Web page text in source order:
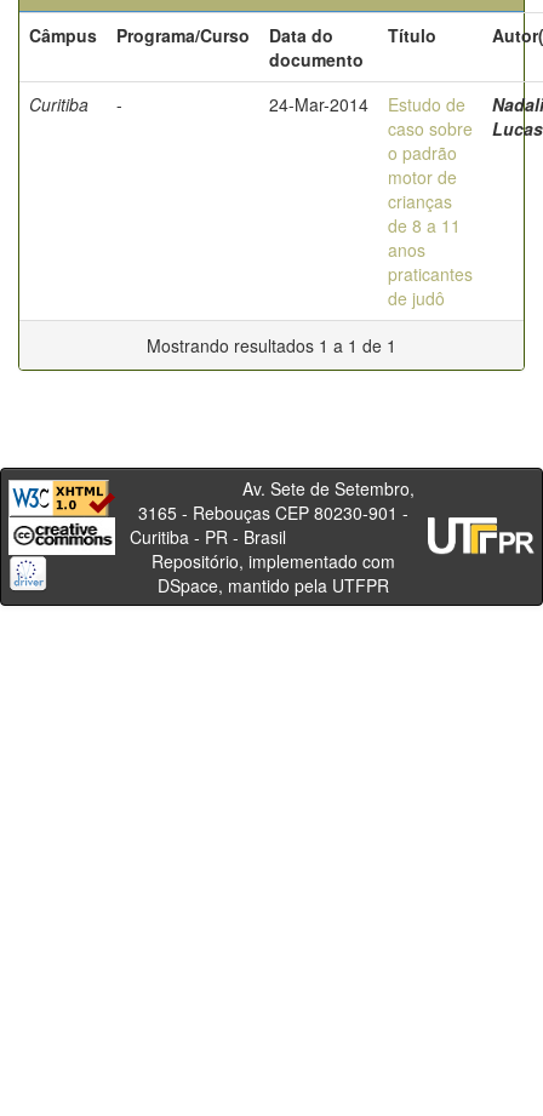
Câmpus
Programa/Curso
Data do
documento
Título
Curitiba - 24-Mar-2014
Estudo de
caso sobre
o padrão
motor de
crianças
de 8 a 11
anos
praticantes
de judô
Lucas
Mostrando resultados 1 a 1 de 1
Av. Sete de Setembro,
3165 - Rebouças CEP 80230-901 -
Curitiba - PR - Brasil
Repositório, implementado com
DSpace, mantido pela UTFPR